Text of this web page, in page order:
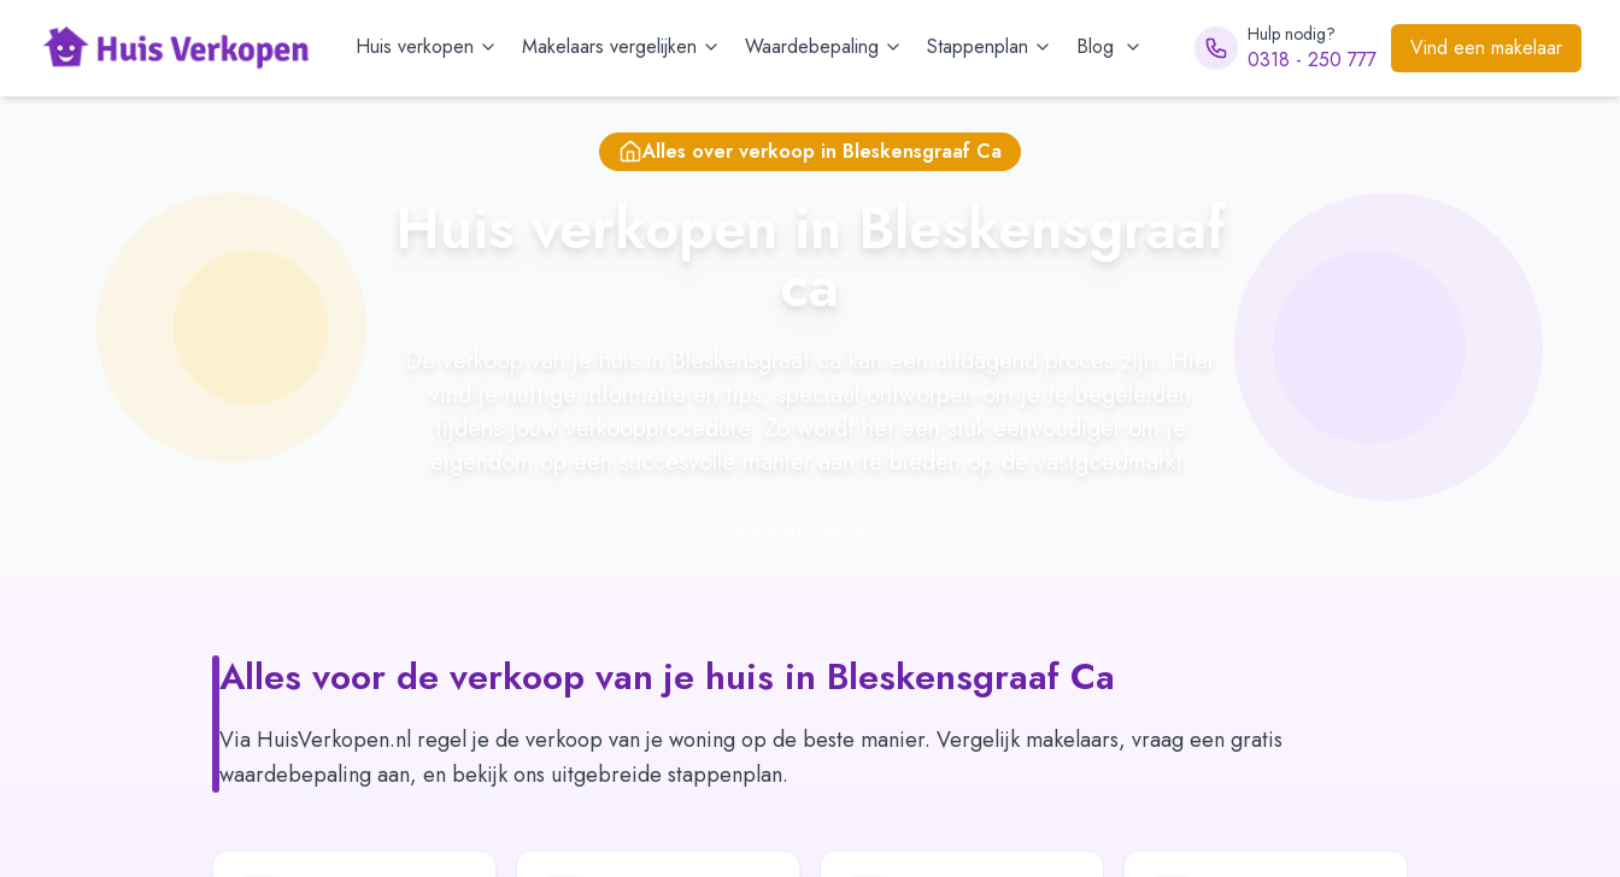
Huis verkopen Makelaars vergelijken Waardebepaling Stappenplan Blog Hulp nodig?
0318 - 250 777 Vind een makelaar
Alles over verkoop in Bleskensgraaf Ca
Huis verkopen in Bleskensgraaf
ca
Alles voor de verkoop van je huis in Bleskensgraaf Ca
Via HuisVerkopen.nl regel je de verkoop van je woning op de beste manier. Vergelijk makelaars, vraag een gratis
waardebepaling aan, en bekijk ons uitgebreide stappenplan.